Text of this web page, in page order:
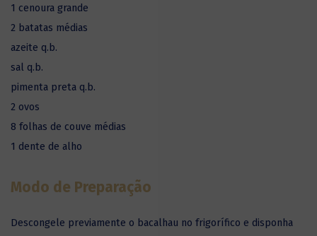
1 cenoura grande
2 batatas médias
azeite q.b.
sal q.b.
pimenta preta q.b.
2 ovos
8 folhas de couve médias
1 dente de alho
Modo de Preparação
Descongele previamente o bacalhau no frigorífico e disponha